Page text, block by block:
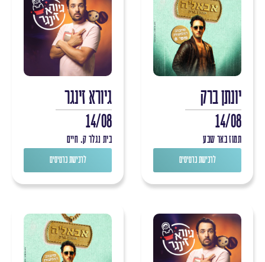
יונתן ברק
14/08
תמוז באר שבע
לרכישת כרטיסים
גיורא זינגר
14/08
בית נגלר ק. חיים
לרכישת כרטיסים